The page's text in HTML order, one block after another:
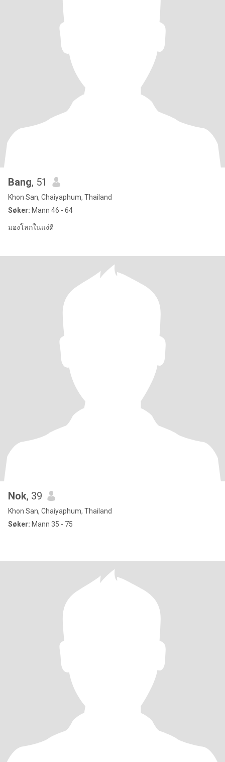
Bang, 51
Khon San, Chaiyaphum, Thailand
Søker: Mann 46 - 64
มองโลกในแง่ดี
Nok, 39
Khon San, Chaiyaphum, Thailand
Søker: Mann 35 - 75